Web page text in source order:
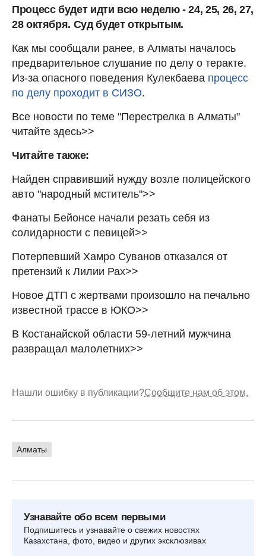
Процесс будет идти всю неделю - 24, 25, 26, 27,
28 октября. Суд будет открытым.
Как мы сообщали ранее, в Алматы началось
предварительное слушание по делу о теракте.
Из-за опасного поведения Кулекбаева процесс
по делу проходит в СИЗО.
Все новости по теме "Перестрелка в Алматы"
читайте здесь>>
Читайте также:
Найден справивший нужду возле полицейского
авто "народный мститель">>
Фанаты Бейонсе начали резать себя из
солидарности с певицей>>
Потерпевший Хамро Суванов отказался от
претензий к Лилии Рах>>
Новое ДТП с жертвами произошло на печально
известной трассе в ЮКО>>
В Костанайской области 59-летний мужчина
развращал малолетних>>
Нашли ошибку в публикации?Сообщите нам об этом.
Алматы
Узнавайте обо всем первыми
Подпишитесь и узнавайте о свежих новостях
Казахстана, фото, видео и других эксклюзивах